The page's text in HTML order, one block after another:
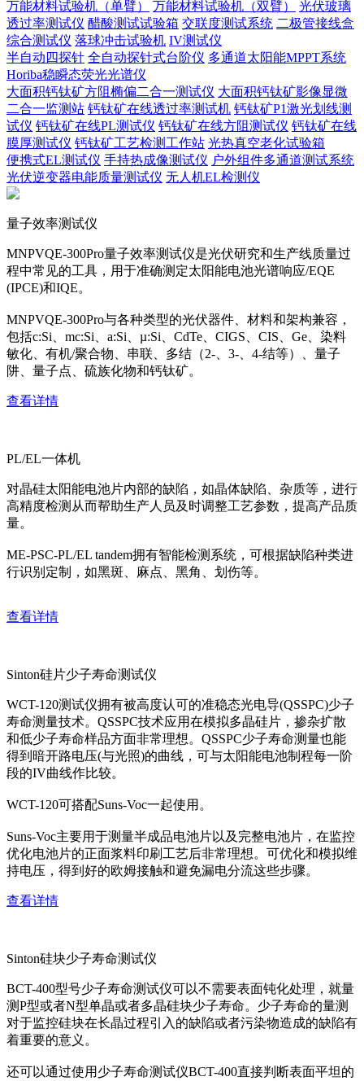
万能材料试验机（单臂）
万能材料试验机（双臂）
光伏玻璃
透过率测试仪 醋酸测试试验箱 交联度测试系统 二极管接线盒
综合测试仪 落球冲击试验机 IV测试仪
半自动四探针 全自动探针式台阶仪 多通道太阳能MPPT系统
Horiba稳瞬态荧光光谱仪
大面积钙钛矿方阻椭偏二合一测试仪 大面积钙钛矿影像显微
二合一监测站 钙钛矿在线透过率测试机 钙钛矿P1激光划线测
试仪 钙钛矿在线PL测试仪 钙钛矿在线方阻测试仪 钙钛矿在线
膜厚测试仪 钙钛矿工艺检测工作站 光热真空老化试验箱
便携式EL测试仪 手持热成像测试仪 户外组件多通道测试系统
光伏逆变器电能质量测试仪 无人机EL检测仪
量子效率测试仪
MNPVQE-300Pro量子效率测试仪是光伏研究和生产线质量过
程中常见的工具，用于准确测定太阳能电池光谱响应/EQE
(IPCE)和IQE。
MNPVQE-300Pro与各种类型的光伏器件、材料和架构兼容，
包括c:Si、mc:Si、a:Si、µ:Si、CdTe、CIGS、CIS、Ge、染料
敏化、有机/聚合物、串联、多结（2-、3-、4-结等）、量子
阱、量子点、硫族化物和钙钛矿。
查看详情
PL/EL一体机
对晶硅太阳能电池片内部的缺陷，如晶体缺陷、杂质等，进行
高精度检测从而帮助生产人员及时调整工艺参数，提高产品质
量。
ME-PSC-PL/EL tandem拥有智能检测系统，可根据缺陷种类进
行识别定制，如黑斑、麻点、黑角、划伤等。
查看详情
Sinton硅片少子寿命测试仪
WCT-120测试仪拥有被高度认可的准稳态光电导(QSSPC)少子
寿命测量技术。QSSPC技术应用在模拟多晶硅片，掺杂扩散
和低少子寿命样品方面非常理想。QSSPC少子寿命测量也能
得到暗开路电压(与光照)的曲线，可与太阳能电池制程每一阶
段的IV曲线作比较。
WCT-120可搭配Suns-Voc一起使用。
Suns-Voc主要用于测量半成品电池片以及完整电池片，在监控
优化电池片的正面浆料印刷工艺后非常理想。可优化和模拟维
持电压，得到好的欧姆接触和避免漏电分流这些步骤。
查看详情
Sinton硅块少子寿命测试仪
BCT-400型号少子寿命测试仪可以不需要表面钝化处理，就量
测P型或者N型单晶或者多晶硅块少子寿命。少子寿命的量测
对于监控硅块在长晶过程引入的缺陷或者污染物造成的缺陷有
着重要的意义。
还可以通过使用少子寿命测试仪BCT-400直接判断表面平坦的